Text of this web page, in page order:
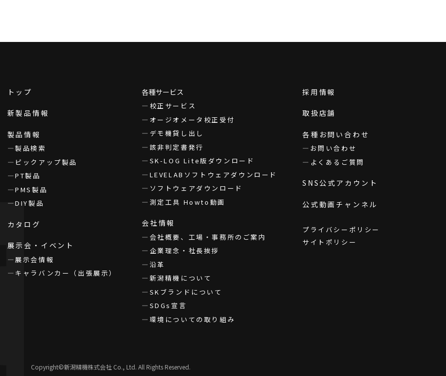
トップ
新製品情報
製品情報
製品検索
ピックアップ製品
PT製品
PMS製品
DIY製品
カタログ
展示会・イベント
展示会情報
キャラバンカー（出張展示）
各種サービス
校正サービス
オージオメータ校正受付
デモ機貸し出し
該非判定書発行
SK-LOG Lite版ダウンロード
LEVELABソフトウェアダウンロード
ソフトウェアダウンロード
測定工具 Howto動画
会社情報
会社概要、工場・事務所のご案内
企業理念・社長挨拶
沿革
新潟精機について
SKブランドについて
SDGs宣言
環境についての取り組み
採用情報
取扱店舗
各種お問い合わせ
お問い合わせ
よくあるご質問
SNS公式アカウント
公式動画チャンネル
プライバシーポリシー
サイトポリシー
Copyright©新潟精機株式会社 Co., Ltd. All Rights Reserved.